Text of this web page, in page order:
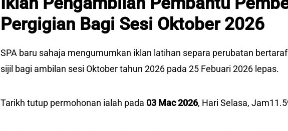
Pergigian Bagi Sesi Oktober 2026
SPA baru sahaja mengumumkan iklan latihan separa perubatan
sijil bagi ambilan sesi Oktober tahun 2026 pada 25 Febuari 2026 lepas.
Tarikh tutup permohonan ialah pada 03 Mac 2026, Hari Selasa,